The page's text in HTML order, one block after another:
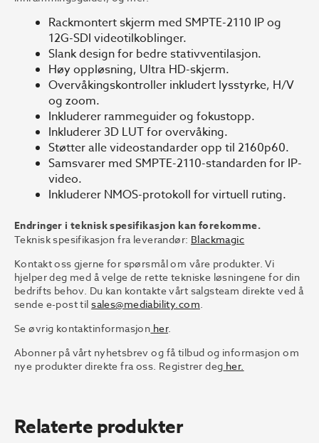
Rackmontert skjerm med SMPTE-2110 IP og
12G-SDI videotilkoblinger.
Slank design for bedre stativventilasjon.
Høy oppløsning, Ultra HD-skjerm.
Overvåkingskontroller inkludert lysstyrke, H/V
og zoom.
Inkluderer rammeguider og fokustopp.
Inkluderer 3D LUT for overvåking.
Støtter alle videostandarder opp til 2160p60.
Samsvarer med SMPTE-2110-standarden for IP-
video.
Inkluderer NMOS-protokoll for virtuell ruting.
Endringer i teknisk spesifikasjon kan forekomme.
Teknisk spesifikasjon fra leverandør: Blackmagic
Kontakt oss gjerne for spørsmål om våre produkter. Vi
hjelper deg med å velge de rette tekniske løsningene for din
bedrifts behov. Du kan kontakte vårt salgsteam direkte ved å
sende e-post tilsales@mediability.com.
Se øvrig kontaktinformasjon her.
Abonner på vårt nyhetsbrev og få tilbud og informasjon om
nye produkter direkte fra oss. Registrer deg her.
Relaterte produkter